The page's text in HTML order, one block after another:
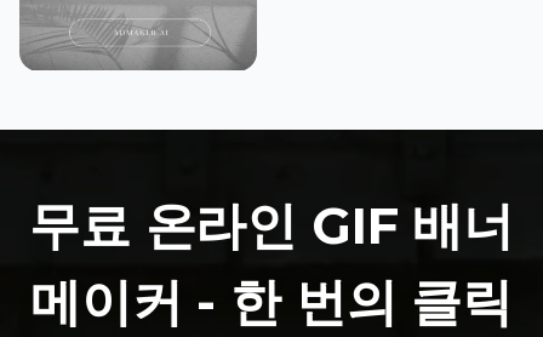
무료 온라인 GIF 배너
메이커 - 한 번의 클릭